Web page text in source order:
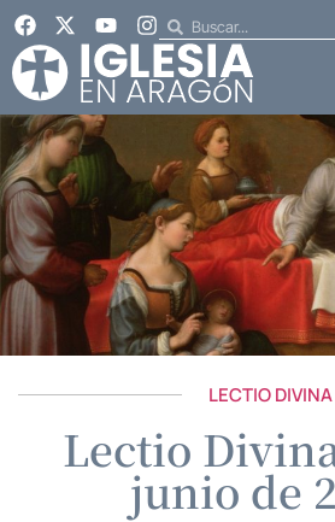
LECTIO DIVINA
Lectio
junio de